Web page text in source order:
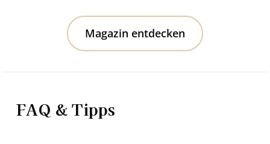
Magazin entdecken
FAQ & Tipps